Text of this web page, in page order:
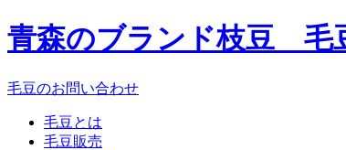
青森のブランド枝豆 毛
毛豆のお問い合わせ
毛豆とは
毛豆販売